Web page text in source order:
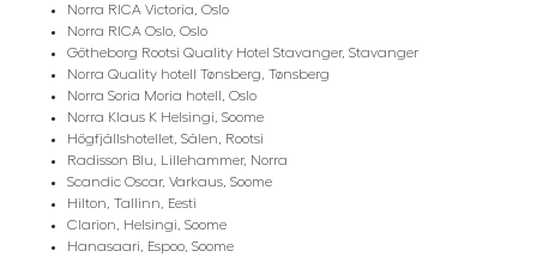
Norra RICA Victoria, Oslo
Norra RICA Oslo, Oslo
Götheborg Rootsi Quality Hotel Stavanger, Stavanger
Norra Quality hotell Tønsberg, Tønsberg
Norra Soria Moria hotell, Oslo
Norra Klaus K Helsingi, Soome
Högfjällshotellet, Sälen, Rootsi
Radisson Blu, Lillehammer, Norra
Scandic Oscar, Varkaus, Soome
Hilton, Tallinn, Eesti
Clarion, Helsingi, Soome
Hanasaari, Espoo, Soome